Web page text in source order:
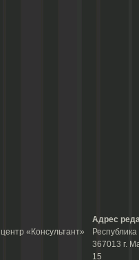
«Консультант»
Адрес
367013 г.
15